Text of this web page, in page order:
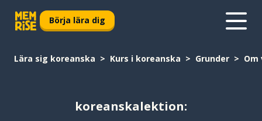
Börja lära dig
Lära sig koreanska Kurs i koreanska Grunder Om
koreanskalektion: